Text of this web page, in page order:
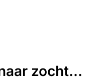
zocht...